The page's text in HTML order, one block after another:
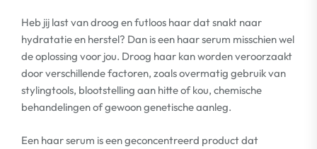
Heb jij last van droog en futloos haar dat snakt naar
hydratatie en herstel? Dan is een haar serum misschien wel
de oplossing voor jou. Droog haar kan worden veroorzaakt
door verschillende factoren, zoals overmatig gebruik van
stylingtools, blootstelling aan hitte of kou, chemische
behandelingen of gewoon genetische aanleg.
Een haar serum is een geconcentreerd product dat